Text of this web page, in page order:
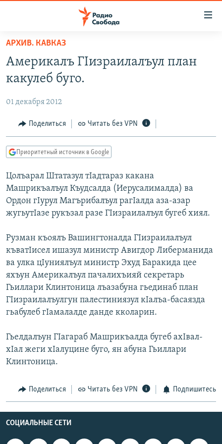
упрощенного
доступа
основному
Вернутся
главной
навигации
Вернутся
поиску
ПОДКАСТЫ
АВТОРСКИЕ ПРОЕКТЫ
ЦИТАТЫ СВОБОДЫ
МНЕНИЯ
IDEL.РЕАЛИИ
КАВКАЗ.РЕАЛИИ
СЕВЕР.РЕАЛИИ
СИБИРЬ.РЕАЛИИ
ПОДПИШИТЕСЬ НА РАССЫЛКУ
СОЦИАЛЬНЫЕ СЕТИ
Все сайты РСЕ/РС
АРХИВ. КАВКАЗ
Америкалъ ГIизраилалъул план
какулеб буго.
01 декабря 2012
Поделиться Читать без VPN
Приоритетный источник в Google
Цолъарал Штатазул тIадтараз какана
Машрикъалъул Къудсалда (Иерусалималда) ва
Ордон гIурул Магърибалъул рагIалда аза-азар
жугьутIазе рукъзал разе ГIизраилалъул бугеб хиял.
Рузман къоялъ Вашингтоналда ГIизраилалъул
къватIисел ишазул министр Авигдор Либерманида
ва улка цIуниялъул министр Эхуд Баракида цее
яхъун Америкалъул пачалихъияй секретарь
Гьиллари Клинтоница лъазабуна гьединаб план
ГIизраилалъулгун палестиниязул кIалъа-басаязда
гьабулеб гIамалалде данде кколарин.
Гьелдалъун ГIагараб Машрикъалда бугеб ахIвал-
хIал жеги хIалуцине буго, ян абуна Гьиллари
Клинтоница.
Поделиться Читать без VPN Подпишитесь
СОЦИАЛЬНЫЕ СЕТИ